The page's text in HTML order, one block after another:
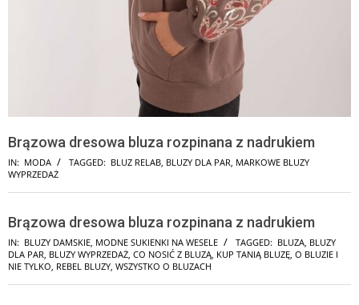
Brązowa dresowa bluza rozpinana z nadrukiem
IN: MODA TAGGED: BLUZ RELAB BLUZY DLA PAR MARKOWE BLUZY
WYPRZEDAŻ
Brązowa dresowa bluza rozpinana z nadrukiem
IN: BLUZY DAMSKIE MODNE SUKIENKI NA WESELE TAGGED: BLUZA BLUZY
DLA PAR BLUZY WYPRZEDAŻ CO NOSIĆ Z BLUZĄ KUP TANIĄ BLUZĘ O BLUZIE I
NIE TYLKO REBEL BLUZY WSZYSTKO O BLUZACH